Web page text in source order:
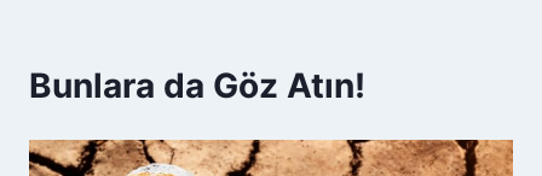
Bunlara da Göz Atın!